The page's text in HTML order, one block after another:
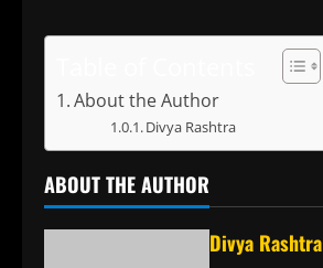
About the Author
Divya Rashtra
ABOUT THE AUTHOR
Divya Rashtra